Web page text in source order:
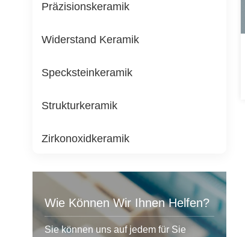
Präzisionskeramik
Widerstand Keramik
Specksteinkeramik
Strukturkeramik
Zirkonoxidkeramik
Wie Können Wir Ihnen Helfen?
Sie können uns auf jedem für Sie